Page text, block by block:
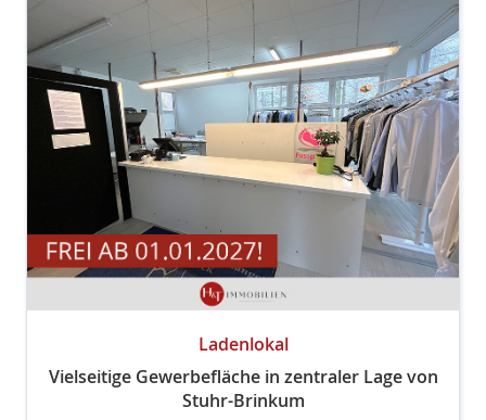
Ladenlokal
Vielseitige Gewerbefläche in zentraler Lage von
Stuhr-Brinkum